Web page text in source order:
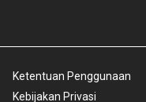
Ketentuan Penggunaan
Kebijakan Privasi